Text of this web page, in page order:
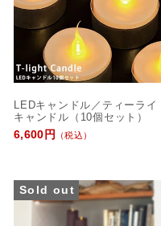
LEDキャンドル／ティーライ
キャンドル（10個セット）
6,600円
（税込）
Sold out